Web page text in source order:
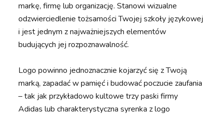
markę, firmę lub organizację. Stanowi wizualne
odzwierciedlenie tożsamości Twojej szkoły językowej
i jest jednym z najważniejszych elementów
budujących jej rozpoznawalność.
Logo powinno jednoznacznie kojarzyć się z Twoją
marką, zapadać w pamięć i budować poczucie zaufania
– tak jak przykładowo kultowe trzy paski firmy
Adidas lub charakterystyczna syrenka z logo